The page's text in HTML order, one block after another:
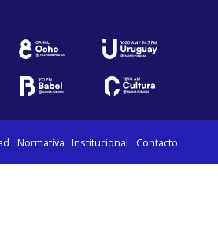
Normativa Institucional Contacto